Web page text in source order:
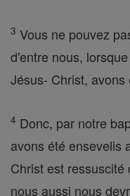
3 Vous ne pouvez
d'entre nous,
Jésus- Christ,
4 Donc, par notre
avons été ensevelis
Christ est
nous aussi nous